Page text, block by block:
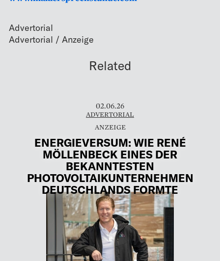
Advertorial
Related
02.06.26
ADVERTORIAL
ENERGIEVERSUM: WIE RENÉ
MÖLLENBECK EINES DER
BEKANNTESTEN
PHOTOVOLTAIKUNTERNEHMEN
DEUTSCHLANDS FORMTE